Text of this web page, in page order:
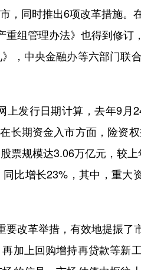
同时推出6项改革措施
重组管理办法》也得到修
，中央金融办等六部门联
发行日期计算，去年9月
长期资金入市方面，险资
票规模达3.06万亿元，较
比增长23%，其中，重
革举措，有效地提振了
加上回购增持再贷款等新